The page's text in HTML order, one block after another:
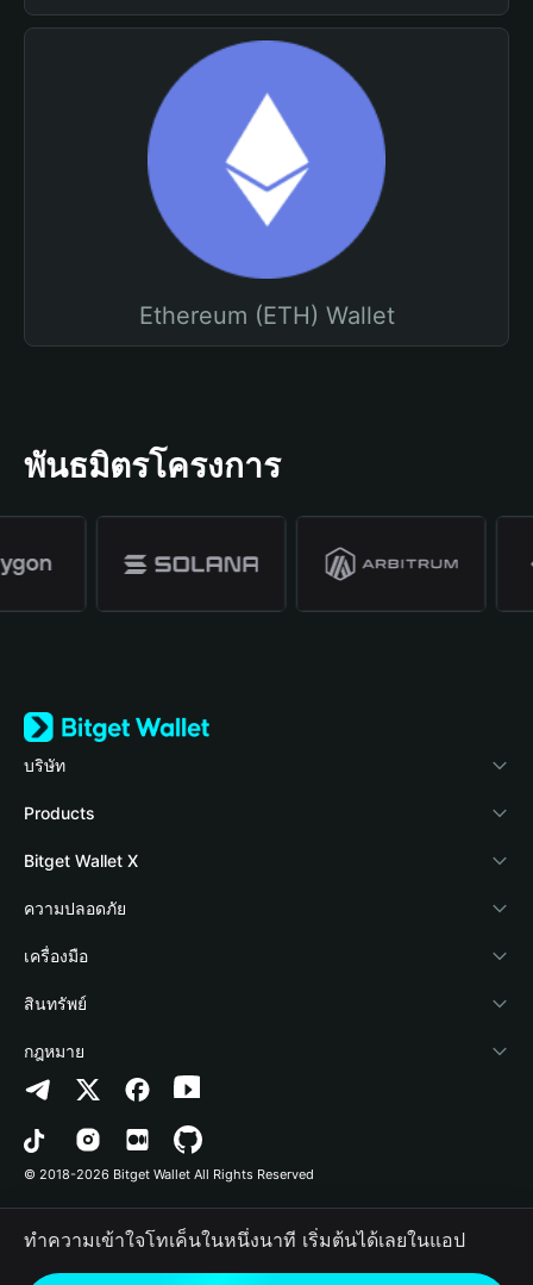
Ethereum (ETH) Wallet
พันธมิตรโครงการ
บริษัท
เกี่ยวกับ Bitget Wallet
Blog
Academy
ข่าวสารด้านคริปโต
ศูนย์ช่วยเหลือ
ติดต่อเรา
ทรัพยากรข้อมูลของแบรนด์
อาชีพ
Products
Crypto Card
Stablecoin Earn
Payfi Crypto
Crypto Swap API
Altcoin Season Index
Prediction Markets
DApp
RWA
Bitget Wallet X
นักพัฒนา
เชื่อมต่อ Wallet
Bitget Wallet Pay
ลิสต์โปรเจกต์
ความปลอดภัย
Protection Fund
เทคโนโลยีความปลอดภัย
เครื่องมือ
ซื้อคริปโต
การตรวจจับการอนุญาต
การตรวจจับสัญญา
การโอนเป็นชุด
สินทรัพย์
Arbitrum
Avalanche
Bitcoin
Polygon
กฎหมาย
นโยบายความเป็นส่วนตัว
ข้อตกลงในการใช้บริการ
© 2018-2026 Bitget Wallet All Rights Reserved
ทำความเข้าใจโทเค็นในหนึ่งนาที เริ่มต้นได้เลยในแอป